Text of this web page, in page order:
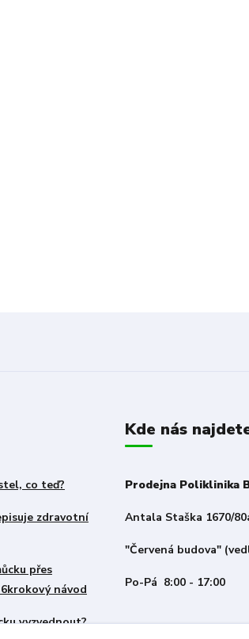
co teď?
zdravotní
přes
návod
vyzvednout?
Kde nás
Prodejna Poliklinika
Antala Staška 1670/
"Červená budova"
Po-Pá 8:00 - 17:00